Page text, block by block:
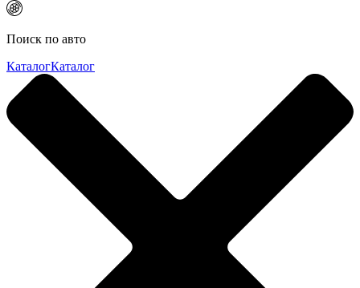
Поиск по авто
КаталогКаталог